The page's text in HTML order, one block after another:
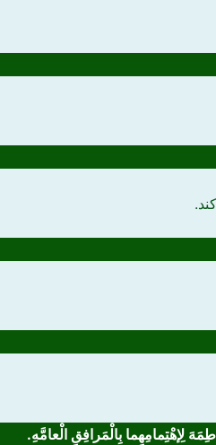
لِإهْتِمامِهِما بِالْمَرافِقِ الْعامَّهِ.